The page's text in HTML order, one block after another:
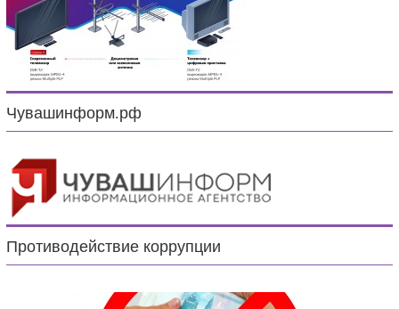
Чувашинформ.рф
Противодействие коррупции